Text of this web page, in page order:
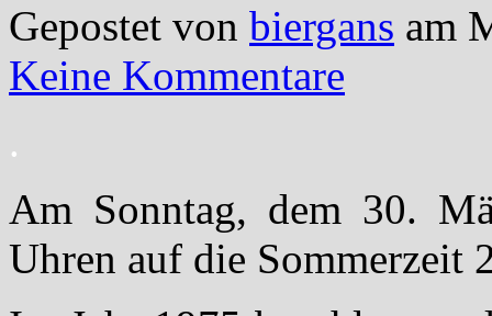
Gepostet von biergans am
Keine Kommentare
.
Am Sonntag, dem 30.
Uhren auf die Sommerzeit